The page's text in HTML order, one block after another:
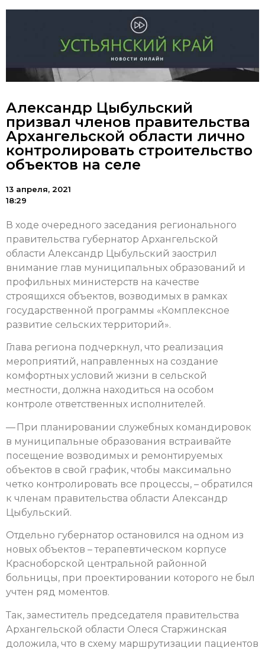
Александр Цыбульский
призвал членов правительства
Архангельской области лично
контролировать строительство
объектов на селе
13 апреля, 2021
18:29
В ходе очередного заседания регионального
правительства губернатор Архангельской
области Александр Цыбульский заострил
внимание глав муниципальных образований и
профильных министерств на качестве
строящихся объектов, возводимых в рамках
государственной программы «Комплексное
развитие сельских территорий».
Глава региона подчеркнул, что реализация
мероприятий, направленных на создание
комфортных условий жизни в сельской
местности, должна находиться на особом
контроле ответственных исполнителей.
— При планировании служебных командировок
в муниципальные образования встраивайте
посещение возводимых и ремонтируемых
объектов в свой график, чтобы максимально
четко контролировать все процессы, – обратился
к членам правительства области Александр
Цыбульский.
Отдельно губернатор остановился на одном из
новых объектов – терапевтическом корпусе
Красноборской центральной районной
больницы, при проектировании которого не был
учтен ряд моментов.
Так, заместитель председателя правительства
Архангельской области Олеся Старжинская
доложила, что в схему маршрутизации пациентов